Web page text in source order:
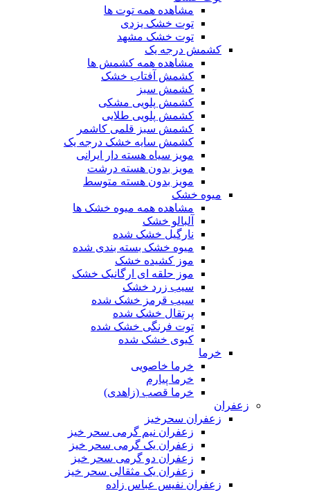
مشاهده همه توت ها
توت خشک یزدی
توت خشک مشهد
کشمش درجه یک
مشاهده همه کشمش ها
کشمش آفتاب خشک
کشمش سبز
کشمش پلویی مشکی
کشمش پلویی طلایی
کشمش سبز قلمی کاشمر
کشمش سایه خشک درجه یک
مویز سیاه هسته دار ایرانی
مویز بدون هسته درشت
مویز بدون هسته متوسط
میوه خشک
مشاهده همه میوه خشک ها
آلبالو خشک
نارگیل خشک شده
میوه خشک بسته بندی شده
موز کشیده خشک
موز حلقه ای ارگانیک خشک
سیب زرد خشک
سیب قرمز خشک شده
پرتقال خشک شده
توت فرنگی خشک شده
کیوی خشک شده
خرما
خرما خاصویی
خرما پیارم
خرما قصب (زاهدی)
زعفران
زعفران سحرخیز
زعفران نیم گرمی سحر خیز
زعفران یک گرمی سحر خیز
زعفران دو گرمی سحر خیز
زعفران یک مثقالی سحر خیز
زعفران نفیس عباس زاده